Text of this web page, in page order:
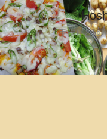
手作りと地